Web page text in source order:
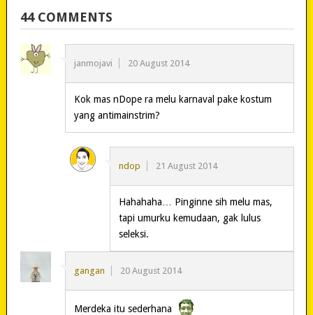
44 COMMENTS
janmojavi 20 August 2014
Kok mas nDope ra melu karnaval pake kostum
yang antimainstrim?
ndop 21 August 2014
Hahahaha… Pinginne sih melu mas,
tapi umurku kemudaan, gak lulus
seleksi.
gangan 20 August 2014
Merdeka itu sederhana